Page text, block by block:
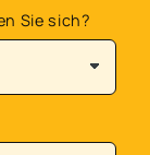
Sie sich?